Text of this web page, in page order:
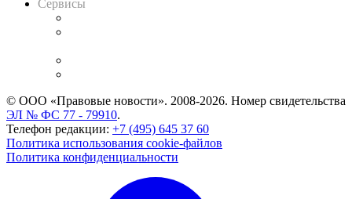
Сервисы
© ООО «Правовые новости». 2008-2026. Номер свидетельства
ЭЛ № ФС 77 - 79910.
Телефон редакции: +7 (495) 645 37 60
Политика использования cookie-файлов
Политика конфиденциальности